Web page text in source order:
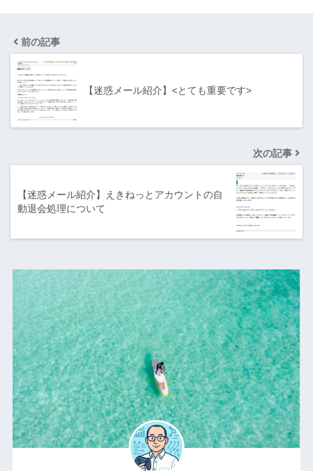
前の記事
【迷惑メール紹介】<とても重要です>
次の記事
【迷惑メール紹介】えきねっとアカウントの自
動退会処理について